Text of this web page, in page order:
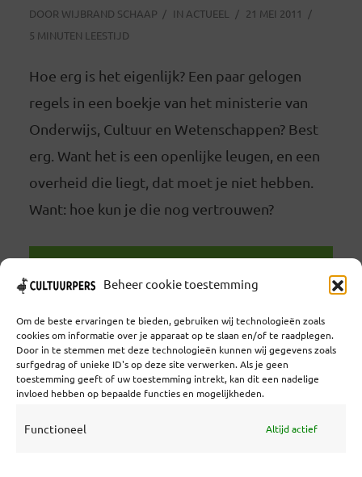
Beheer cookie toestemming
Om de beste ervaringen te bieden, gebruiken wij technologieën zoals
cookies om informatie over je apparaat op te slaan en/of te raadplegen.
Door in te stemmen met deze technologieën kunnen wij gegevens zoals
surfgedrag of unieke ID's op deze site verwerken. Als je geen
toestemming geeft of uw toestemming intrekt, kan dit een nadelige
invloed hebben op bepaalde functies en mogelijkheden.
Functioneel Altijd actief
DOOR WIJBRAND SCHAAP IN ACTUEEL
21 MEI 2011
5 MINUTEN LEESTIJD
Hoe erg is het eigenlijk? Een paar gelogen
regels in een boekje van het ministerie van
Onderwijs, Cultuur en Wetenschappen? Best
erg. Want het is een openlijke leugen, en een
overheid die liegt, dat moet je niet hebben.
Want: hoe kun je die nog vertrouwen?
Coöperatief Cultureel Persbureau U.A. | Salzburg 29 |
3524KS Utrecht | KvK: 55573592 |Btw: